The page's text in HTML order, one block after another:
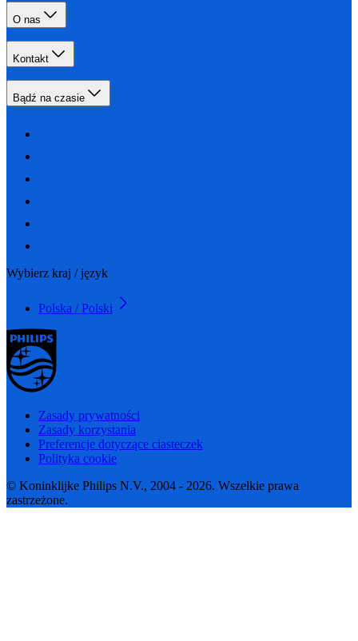
O nas
Kontakt
Bądź na czasie
Wybierz kraj / język
Polska / Polski
Zasady prywatności
Zasady korzystania
Preferencje dotyczące ciasteczek
Polityka cookie
© Koninklijke Philips N.V., 2004 - 2026. Wszelkie prawa
zastrzeżone.